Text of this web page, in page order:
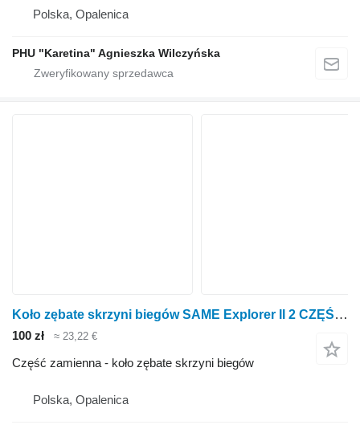
Polska, Opalenica
PHU "Karetina" Agnieszka Wilczyńska
Koło zębate skrzyni biegów SAME Explorer II 2 CZĘŚCI Tryby Docisk Łożysko do ciągnika kołowego SAME Explorer
100 zł ≈ 23,22 €
Część zamienna - koło zębate skrzyni biegów
Polska, Opalenica